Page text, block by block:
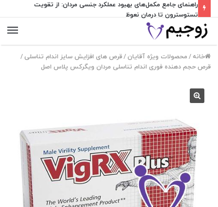
راهنمای جامع مکمل‌های بهبود عملکرد جنسی مردان: از تقویت
تستوسترون تا درمان نعوظ
خانه / محصولات ویژه آقایان/قرص های افزایش سایز اندام تناسلی/
قرص حجم دهنده فوری اندام تناسلی مردان ویگرکس پلاس اصل